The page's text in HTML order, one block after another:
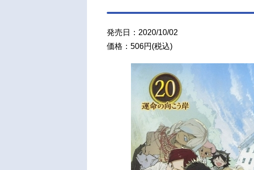
発売日：2020/10/02
価格：506円(税込)